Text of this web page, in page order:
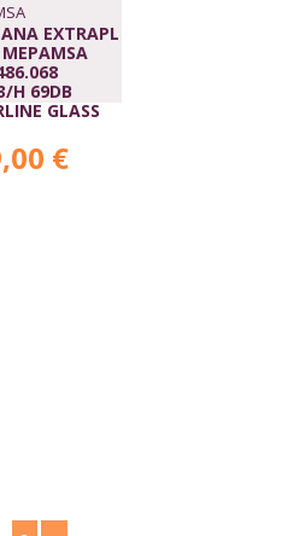
EXTRAPL
H 69DB
GLASS
€